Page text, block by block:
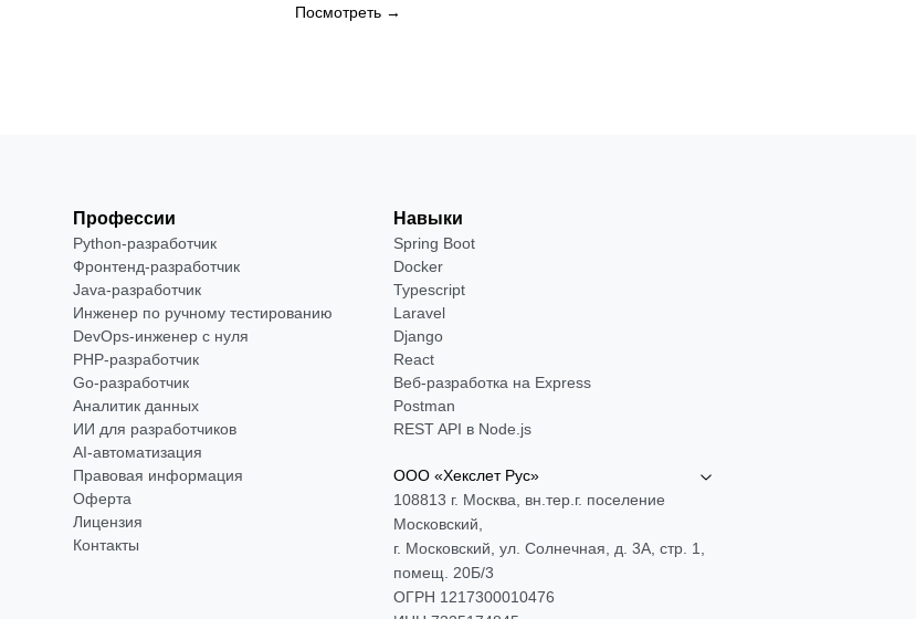
Посмотреть →
Профессии
Python-разработчик
Фронтенд-разработчик
Java-разработчик
Инженер по ручному тестированию
DevOps-инженер с нуля
РНР-разработчик
Go-разработчик
Аналитик данных
ИИ для разработчиков
AI-автоматизация
Навыки
Spring Boot
Docker
Typescript
Laravel
Django
React
Веб-разработка на Express
Postman
REST API в Node.js
Правовая информация
Оферта
Лицензия
Контакты
ООО «Хекслет Рус»
108813 г. Москва, вн.тер.г. поселение
Московский,
г. Московский, ул. Солнечная, д. 3А, стр. 1,
помещ. 20Б/3
ОГРН 1217300010476